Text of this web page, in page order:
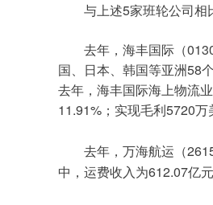
与上述5家班轮公司相
去年，海丰国际（
国、日本、韩国等亚洲58
去年，海丰国际海上物流
11.91% ；实现毛利 5720万
去年，万海航运（
中，运费收入为612.07亿